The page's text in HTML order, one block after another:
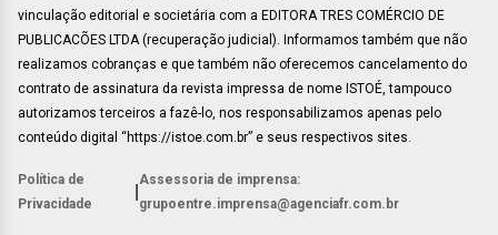
vinculação editorial e societária com a EDITORA TRES COMÉRCIO DE
PUBLICACÕES LTDA (recuperação judicial). Informamos também que não
realizamos cobranças e que também não oferecemos cancelamento do
contrato de assinatura da revista impressa de nome ISTOÉ, tampouco
autorizamos terceiros a fazê-lo, nos responsabilizamos apenas pelo
conteúdo digital “https://istoe.com.br” e seus respectivos sites.
Política de
Privacidade
Assessoria de imprensa:
grupoentre.imprensa@agenciafr.com.br